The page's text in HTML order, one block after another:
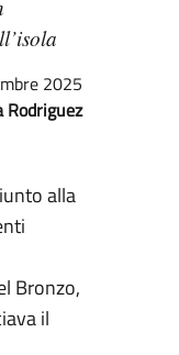
2025
Rodriguez
alla
Bronzo,
il